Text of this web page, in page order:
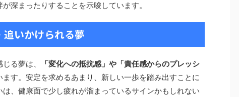
深まったりすることを示唆しています。
いかけられる夢
る夢は、
「変化への抵抗感」や「責任感からのプレッシ
す。安定を求めるあまり、新しい一歩を踏み出すことに
、健康面で少し疲れが溜まっているサインかもしれない